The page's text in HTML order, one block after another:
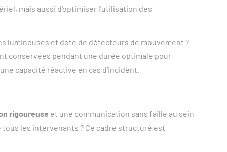
mais aussi d'optimiser l'utilisation des
lumineuses et doté de détecteurs de mouvement ?
conservées pendant une durée optimale pour
capacité réactive en cas d'incident.
rigoureuse et une communication sans faille au sein
les intervenants ? Ce cadre structuré est